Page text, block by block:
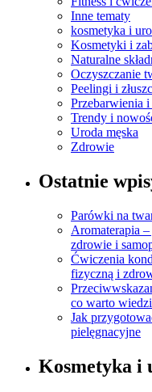
Inne tematy
kosmetyka i
Kosmetyki i
Naturalne
Oczyszczanie
Peelingi i
Przebarwienia
Trendy i
Uroda męska
Zdrowie
Ostatnie
Parówki na
Aromaterapia
zdrowie i
Ćwiczenia
fizyczną i
co warto
Jak
pielęgnacyjne
Kosmetyka i